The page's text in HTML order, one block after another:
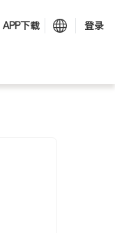
APP下载 登录